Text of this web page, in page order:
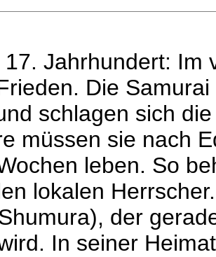
Jahrhundert: Im
Die
schlagen sich
müssen sie nach
leben. So
lokalen
der
In seiner